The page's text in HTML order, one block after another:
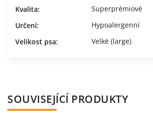
Kvalita:
Superprémiové
Určení:
Hypoalergenní
Velikost psa: Velké (large)
SOUVISEJÍCÍ PRODUKTY